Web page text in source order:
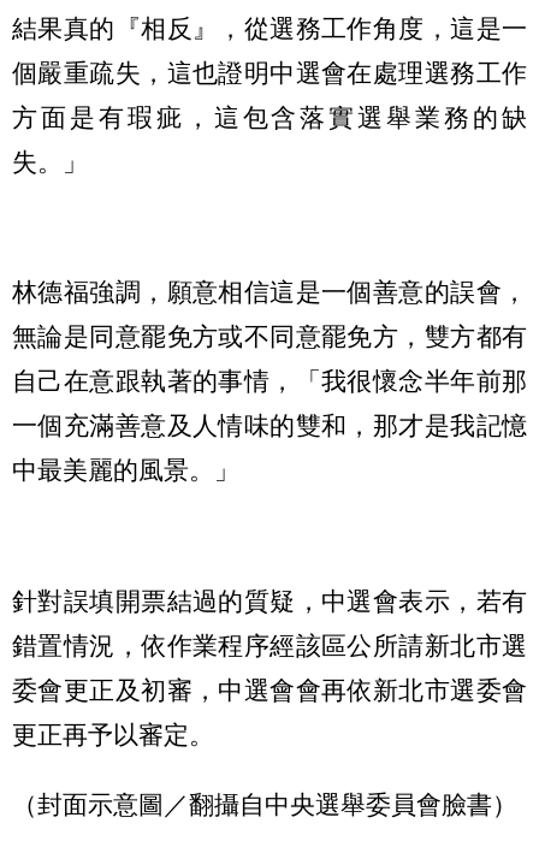
結果真的『相反』，從選務工作角度，這是一
個嚴重疏失，這也證明中選會在處理選務工作
方面是有瑕疵，這包含落實選舉業務的缺
失。」
林德福強調，願意相信這是一個善意的誤會，
無論是同意罷免方或不同意罷免方，雙方都有
自己在意跟執著的事情，「我很懷念半年前那
一個充滿善意及人情味的雙和，那才是我記憶
中最美麗的風景。」
針對誤填開票結過的質疑，中選會表示，若有
錯置情況，依作業程序經該區公所請新北市選
委會更正及初審，中選會會再依新北市選委會
更正再予以審定。
（封面示意圖／翻攝自中央選舉委員會臉書）